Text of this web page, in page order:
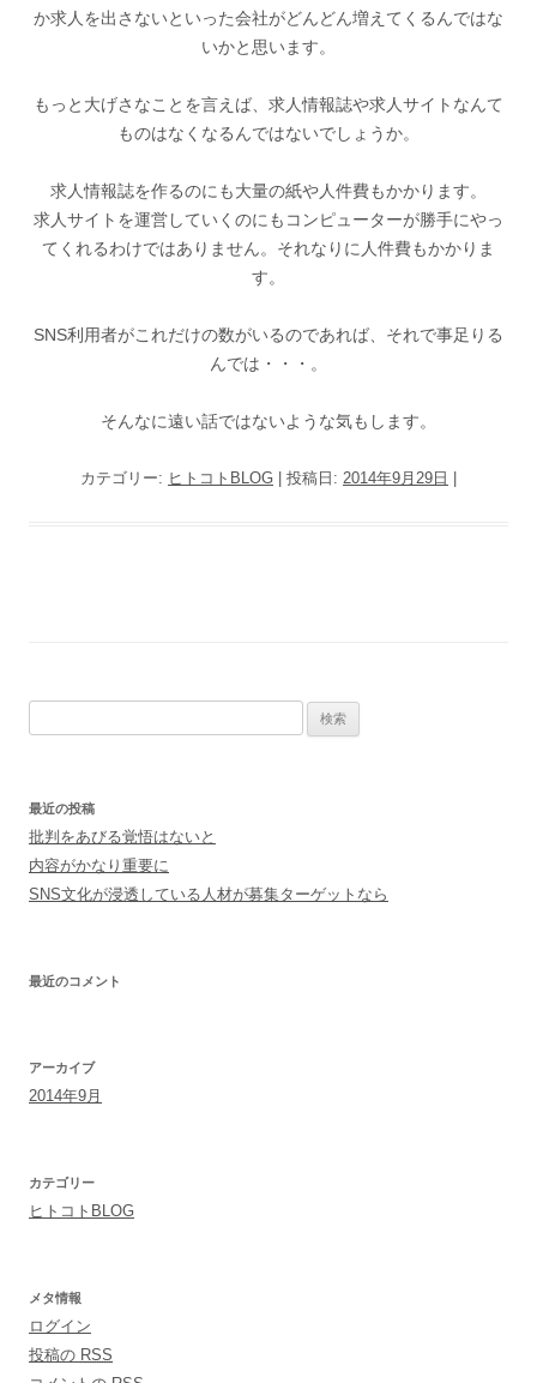
か求人を出さないといった会社がどんどん増えてくるんではな
いかと思います。
もっと大げさなことを言えば、求人情報誌や求人サイトなんて
ものはなくなるんではないでしょうか。
求人情報誌を作るのにも大量の紙や人件費もかかります。
求人サイトを運営していくのにもコンピューターが勝手にやっ
てくれるわけではありません。それなりに人件費もかかりま
す。
SNS利用者がこれだけの数がいるのであれば、それで事足りる
んでは・・・。
そんなに遠い話ではないような気もします。
カテゴリー: ヒトコトBLOG | 投稿日: 2014年9月29日
最近の投稿
批判をあびる覚悟はないと
内容がかなり重要に
SNS文化が浸透している人材が募集ターゲットなら
最近のコメント
アーカイブ
2014年9月
カテゴリー
ヒトコトBLOG
メタ情報
ログイン
投稿の RSS